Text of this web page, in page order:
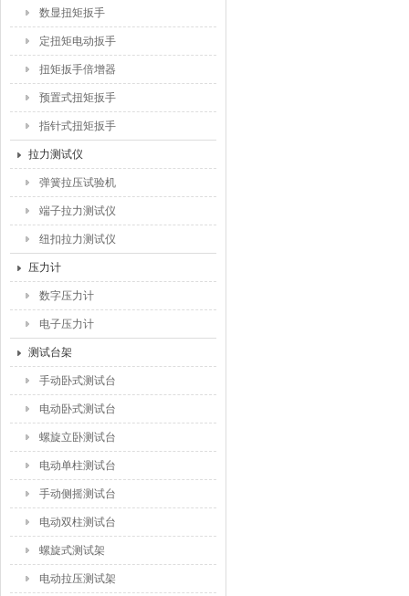
数显扭矩扳手
定扭矩电动扳手
扭矩扳手倍增器
预置式扭矩扳手
指针式扭矩扳手
拉力测试仪
弹簧拉压试验机
端子拉力测试仪
纽扣拉力测试仪
压力计
数字压力计
电子压力计
测试台架
手动卧式测试台
电动卧式测试台
螺旋立卧测试台
电动单柱测试台
手动侧摇测试台
电动双柱测试台
螺旋式测试架
电动拉压测试架